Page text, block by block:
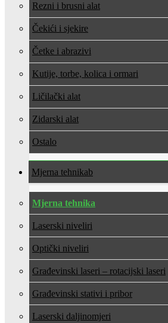
Rezni i brusni alat
Čekići i sjekire
Četke i abrazivi
Kutije, torbe, kolica i ormari
Ličilački alat
Zidarski alat
Ostalo
Mjerna tehnika
Mjerna tehnika
Laserski niveliri
Optički niveliri
Građevinski laseri – rotacijski laseri
Građevinski stativi i pribor
Laserski daljinomjeri